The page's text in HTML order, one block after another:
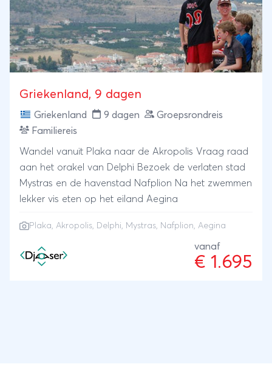
Griekenland, 9 dagen
Griekenland 9 dagen
Groepsrondreis
Familiereis
Wandel vanuit Plaka naar de Akropolis Vraag raad
aan het orakel van Delphi Bezoek de verlaten stad
Mystras en de havenstad Nafplion Na het zwemmen
lekker vis eten op het eiland Aegina
Plaka, Akropolis, Delphi, Mystras, Nafplion, Aegina
vanaf
€ 1.695